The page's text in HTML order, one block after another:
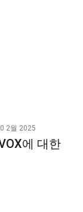
2월 2025
에 대한